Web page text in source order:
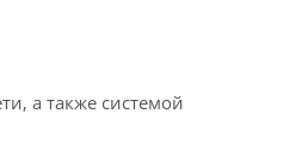
а также системой